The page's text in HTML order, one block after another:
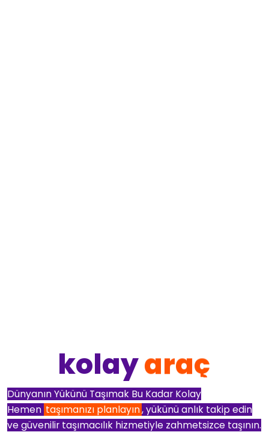
kolayaraç
Dünyanın Yükünü Taşımak Bu Kadar Kolay
Hemen taşımanızı planlayın, yükünü anlık takip edin
ve güvenilir taşımacılık hizmetiyle zahmetsizce taşının.